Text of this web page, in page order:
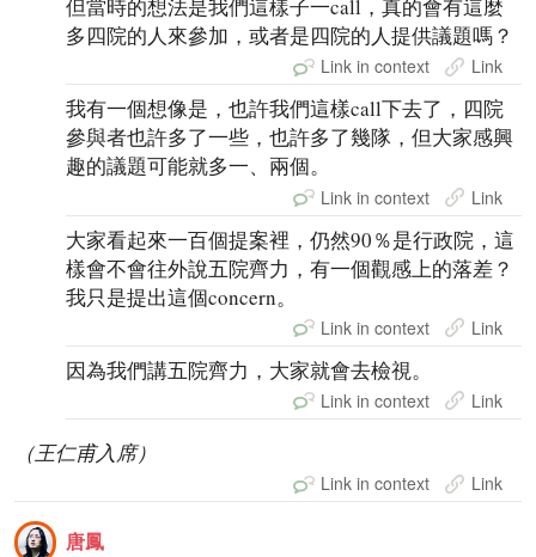
但當時的想法是我們這樣子一call，真的會有這麼
多四院的人來參加，或者是四院的人提供議題嗎？
Link in context Link
我有一個想像是，也許我們這樣call下去了，四院
參與者也許多了一些，也許多了幾隊，但大家感興
趣的議題可能就多一、兩個。
Link in context Link
大家看起來一百個提案裡，仍然90％是行政院，這
樣會不會往外說五院齊力，有一個觀感上的落差？
我只是提出這個concern。
Link in context Link
因為我們講五院齊力，大家就會去檢視。
Link in context Link
（王仁甫入席）
Link in context Link
唐鳳